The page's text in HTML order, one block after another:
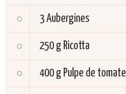
3Aubergines
250 g Ricotta
400 g Pulpe de tomate